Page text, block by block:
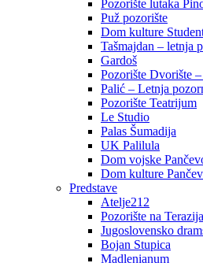
Pozorište lutaka
Puž pozorište
Dom kulture
Tašmajdan – letnja
Gardoš
Pozorište Dvorište
Palić – Letnja
Pozorište Teatrijum
Le Studio
Palas Šumadija
UK Palilula
Dom vojske
Dom kulture
Predstave
Atelje212
Pozorište na
Jugoslovensko
Bojan Stupica
Madlenianum